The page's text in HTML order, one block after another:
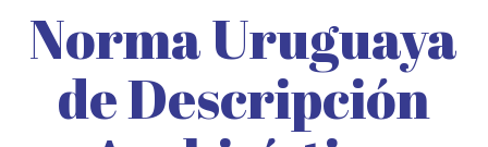
Norma Uruguaya
de Descripción